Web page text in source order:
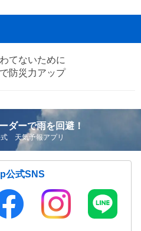
てないために
防災力アップ
ダーで雨を回避！
天気予報アプリ
公式SNS